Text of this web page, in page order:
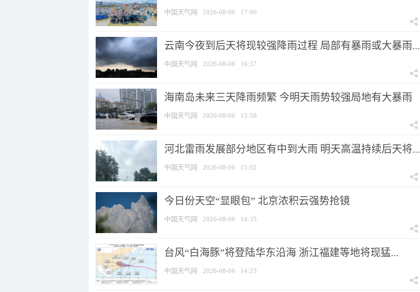
中国天气网 2026-08-06 17:06
云南今夜到后天将现较强降雨过程 局部有暴雨或大暴雨...
中国天气网 2026-08-06 16:37
海南岛未来三天降雨频繁 今明天雨势较强局地有大暴雨
中国天气网 2026-08-06 15:50
河北雷雨发展部分地区有中到大雨 明天高温持续后天将...
中国天气网 2026-08-06 15:02
今日份天空“显眼包” 北京浓积云强势抢镜
中国天气网 2026-08-06 14:35
台风“白海豚”将登陆华东沿海 浙江福建等地将现猛...
中国天气网 2026-08-06 14:25